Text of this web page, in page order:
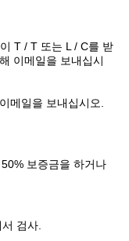
T / T 또는 L / C를 받
이메일을 보내십시
메일을 보내십시오.
보증금을 하거나
검사.